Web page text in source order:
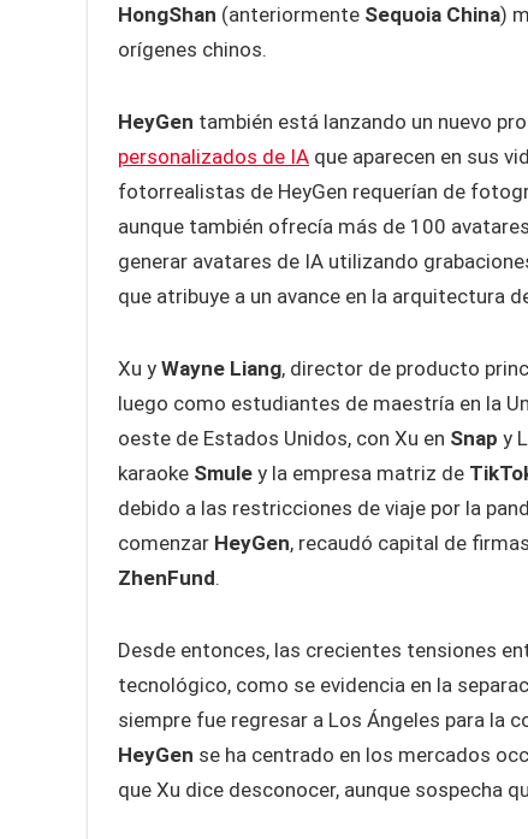
HongShan (anteriormente Sequoia China)
orígenes chinos.
HeyGen también está lanzando un nuevo
personalizados de IA que aparecen en sus
fotorrealistas de HeyGen requerían de
aunque también ofrecía más de 100
generar avatares de IA utilizando
que atribuye a un avance en la arquitectura
Xu y Wayne Liang, director de producto
luego como estudiantes de maestría en la
oeste de Estados Unidos, con Xu en Snap y
karaoke Smule y la empresa matriz de
debido a las restricciones de viaje por la
comenzar HeyGen, recaudó capital de
ZhenFund.
Desde entonces, las crecientes tensiones
tecnológico, como se evidencia en la
siempre fue regresar a Los Ángeles para la
HeyGen se ha centrado en los mercados
que Xu dice desconocer, aunque sospecha